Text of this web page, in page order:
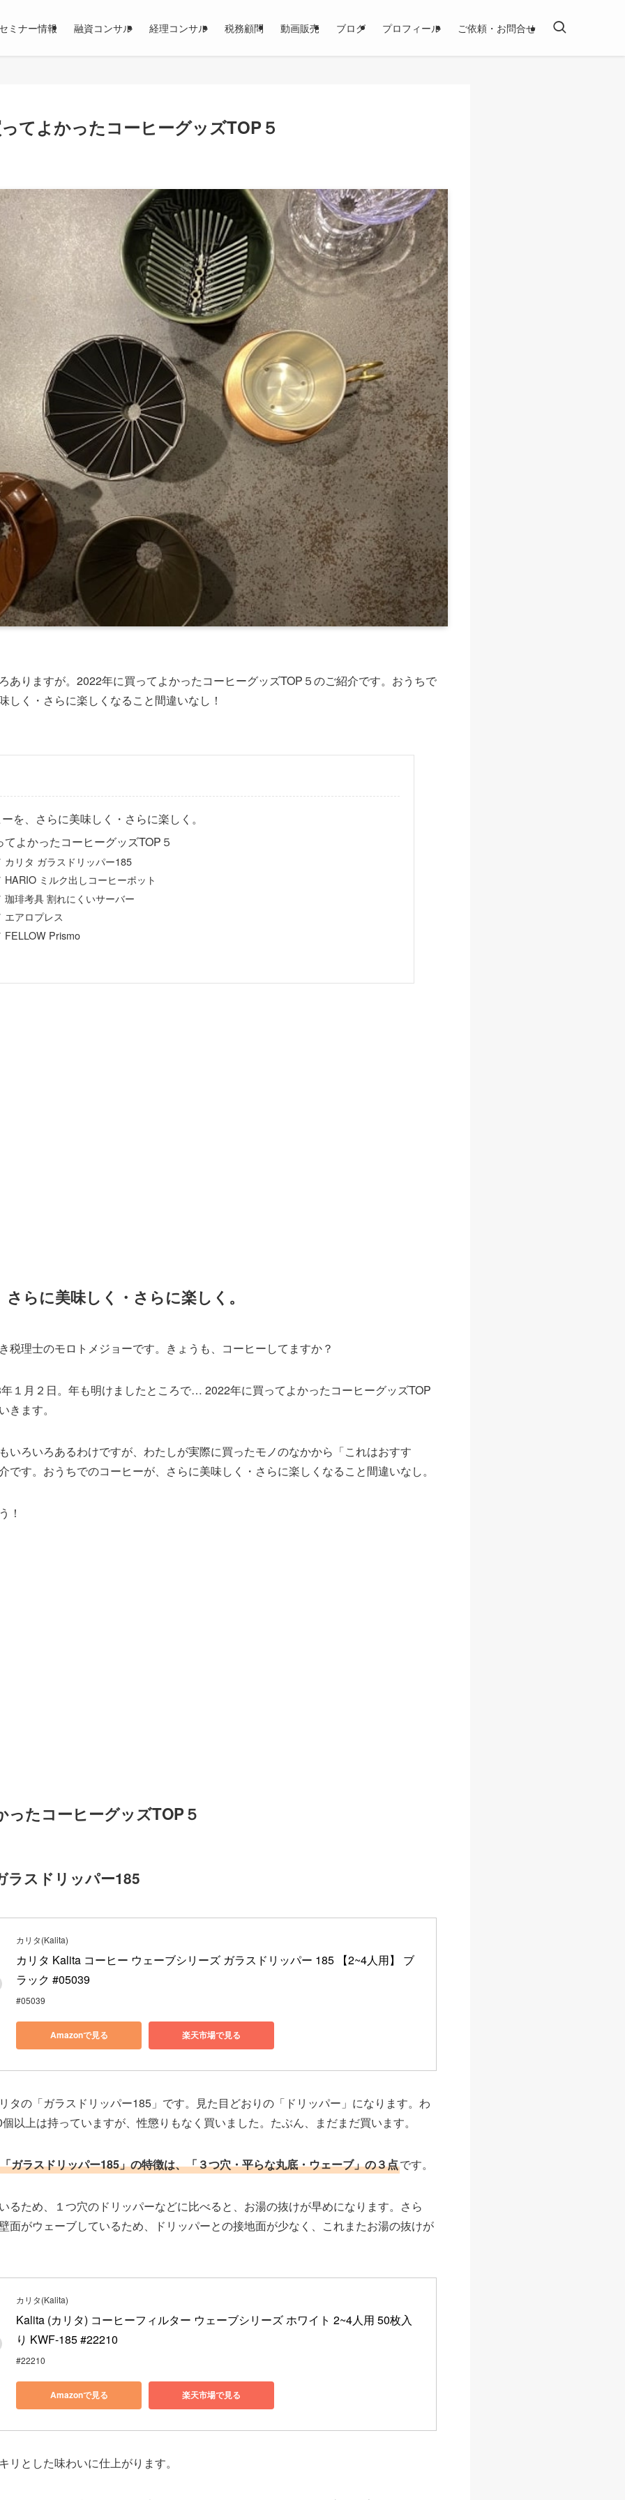
ミナー情報 融資コンサル 経理コンサル 税務顧問 動画販売 ブログ プロフィール ご依頼・お問合せ
てよかったコーヒーグッズTOP５
ありますが。2022年に買ってよかったコーヒーグッズTOP５のご紹介です。おうちで
しく・さらに楽しくなること間違いなし！
を、さらに美味しく・さらに楽しく。
よかったコーヒーグッズTOP５
カリタ ガラスドリッパー185
HARIO ミルク出しコーヒーポット
珈琲考具 割れにくいサーバー
エアロプレス
FELLOW Prismo
らに美味しく・さらに楽しく。
税理士のモロトメジョーです。きょうも、コーヒーしてますか？
１月２日。年も明けましたところで… 2022年に買ってよかったコーヒーグッズTOP
きます。
いろいろあるわけですが、わたしが実際に買ったモノのなかから「これはおすす
です。おうちでのコーヒーが、さらに美味しく・さらに楽しくなること間違いなし。
！
ったコーヒーグッズTOP５
ラスドリッパー185
カリタ(Kalita)
カリタ Kalita コーヒー ウェーブシリーズ ガラスドリッパー 185 【2~4人用】 ブ
ラック #05039
#05039
Amazonで見る 楽天市場で見る
タの「ガラスドリッパー185」です。見た目どおりの「ドリッパー」になります。わ
以上は持っていますが、性懲りもなく買いました。たぶん、まだまだ買います。
ガラスドリッパー185」の特徴は、「３つ穴・平らな丸底・ウェーブ」の３点です。
るため、１つ穴のドリッパーなどに比べると、お湯の抜けが早めになります。さら
面がウェーブしているため、ドリッパーとの接地面が少なく、これまたお湯の抜けが
カリタ(Kalita)
Kalita (カリタ) コーヒーフィルター ウェーブシリーズ ホワイト 2~4人用 50枚入
り KWF-185 #22210
#22210
Amazonで見る 楽天市場で見る
リとした味わいに仕上がります。